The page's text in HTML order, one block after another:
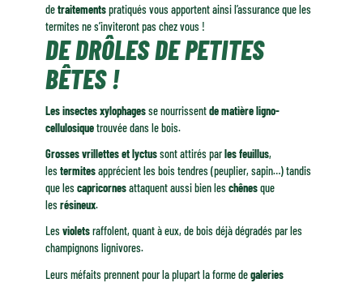
detraitementspratiqués vous apportent ainsi l’assurance que les
termites ne s’inviteront pas chez vous !
DE DRÔLES DE PETITES
BÊTES !
Les insectes xylophagesse nourrissentde matière ligno-
cellulosiquetrouvée dans le bois.
Grosses vrillettes et lyctussont attirés parles feuillus,
lestermitesapprécient les bois tendres (peuplier, sapin…) tandis
que lescapricornesattaquent aussi bien leschênesque
lesrésineux.
Lesvioletsraffolent, quant à eux, de bois déjà dégradés par les
champignons lignivores.
Leurs méfaits prennent pour la plupart la forme degaleries